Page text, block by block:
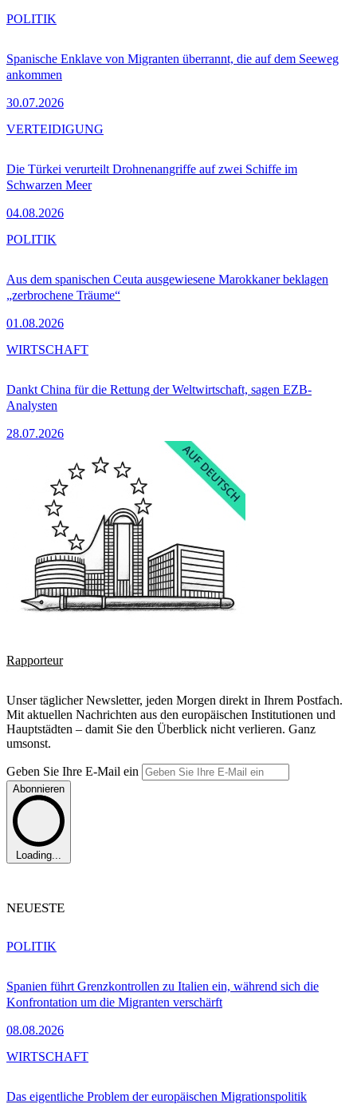
Spanische Enklave von Migranten überrannt, die auf dem Seeweg
ankommen
30.07.2026
POLITIK
Die Türkei verurteilt Drohnenangriffe auf zwei Schiffe im
Schwarzen Meer
04.08.2026
VERTEIDIGUNG
Aus dem spanischen Ceuta ausgewiesene Marokkaner beklagen
„zerbrochene Träume“
01.08.2026
POLITIK
Dankt China für die Rettung der Weltwirtschaft, sagen EZB-
Analysten
28.07.2026
WIRTSCHAFT
Rapporteur
Unser täglicher Newsletter, jeden Morgen direkt in Ihrem Postfach.
Mit aktuellen Nachrichten aus den europäischen Institutionen und
Hauptstädten – damit Sie den Überblick nicht verlieren. Ganz
umsonst.
Geben Sie Ihre E-Mail ein
Abonnieren
Loading...
NEUESTE
Spanien führt Grenzkontrollen zu Italien ein, während sich die
Konfrontation um die Migranten verschärft
08.08.2026
POLITIK
Das eigentliche Problem der europäischen Migrationspolitik
WIRTSCHAFT